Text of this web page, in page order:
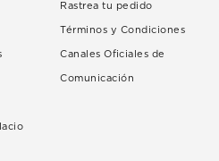
Rastrea tu pedido
Términos y Condiciones
Canales Oficiales de
Comunicación